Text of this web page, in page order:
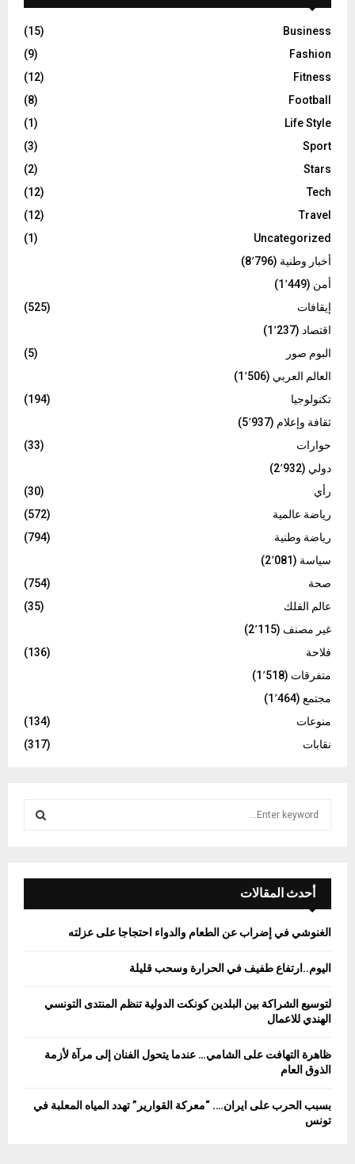
Business
(15)
Fashion
(9)
Fitness
(12)
Football
(8)
Life Style
(1)
Sport
(3)
Stars
(2)
Tech
(12)
Travel
(12)
Uncategorized
(1)
أخبار وطنية (8٬796)
أمن (1٬449)
إيقافات
(525)
اقتصاد (1٬237)
البوم صور
(5)
العالم العربي (1٬506)
تكنولوجيا
(194)
ثقافة وإعلام (5٬937)
حوارات
(33)
دولي (2٬932)
رأي
(30)
رياضة عالمية
(572)
رياضة وطنية
(794)
سياسة (2٬081)
صحة
(754)
عالم الفلك
(35)
غير مصنف (2٬115)
فلاحة
(136)
متفرقات (1٬518)
مجتمع (1٬464)
منوعات
(134)
نقابات
(317)
f
r
E
A
H
أحدث المقالات
الغنوشي في إضراب عن الطعام والدواء احتجاجا على عزلته
اليوم..ارتفاع طفيف في الحرارة وسحب قليلة
لتوسيع الشراكة بين البلدين كونكت الدولية تنظم المنتدى التونسي
الهندي للاعمال
ظاهرة التهافت على الشامي… عندما يتحول الفنان إلى مرآة لأزمة
الذوق العام
بسبب الحرب على ايران…. “معركة القوارير” تهدد المياه المعلبة في
تونس